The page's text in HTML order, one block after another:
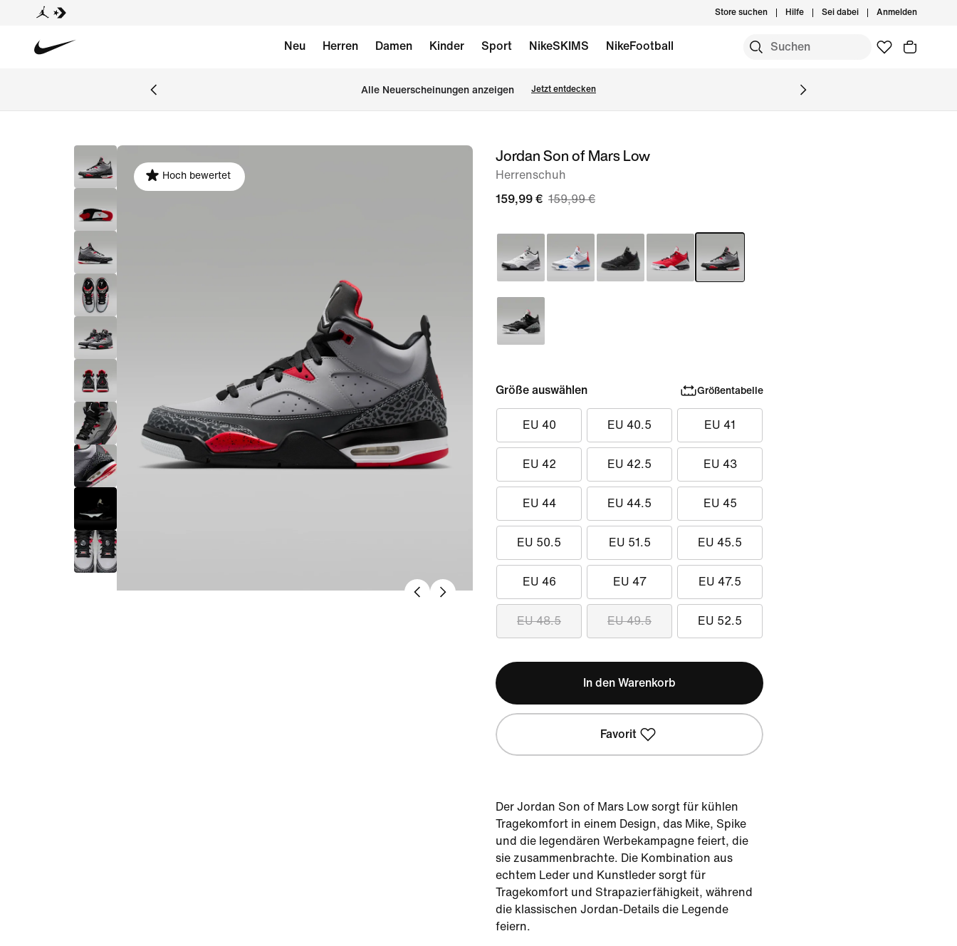
Store suchen Hilfe Sei dabei Anmelden
Neu Herren Damen Kinder Sport NikeSKIMS NikeFootball
Alle Neuerscheinungen anzeigen Jetzt entdecken
Bild 1
Hoch bewertet
Jordan Son of Mars Low
Herrenschuh
159,99 € 159,99 €
Größe auswählen Größentabelle
EU 40 EU 40.5 EU 41
EU 42 EU 42.5 EU 43
EU 44 EU 44.5 EU 45
EU 50.5 EU 51.5 EU 45.5
EU 46 EU 47 EU 47.5
EU 48.5 EU 49.5 EU 52.5
In den Warenkorb
Favorit
Der Jordan Son of Mars Low sorgt für kühlen
Tragekomfort in einem Design, das Mike, Spike
und die legendären Werbekampagne feiert, die
sie zusammenbrachte. Die Kombination aus
echtem Leder und Kunstleder sorgt für
Tragekomfort und Strapazierfähigkeit, während
die klassischen Jordan-Details die Legende
feiern.